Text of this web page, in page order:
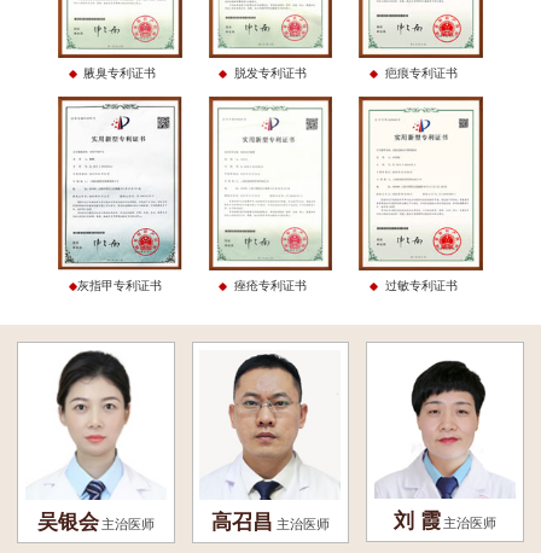
腋臭专利证书 脱发专利证书 疤痕专利证书
灰指甲专利证书 痤疮专利证书 过敏专利证书
吴银会 主治医师 高召昌 主治医师 刘 霞 主治医师